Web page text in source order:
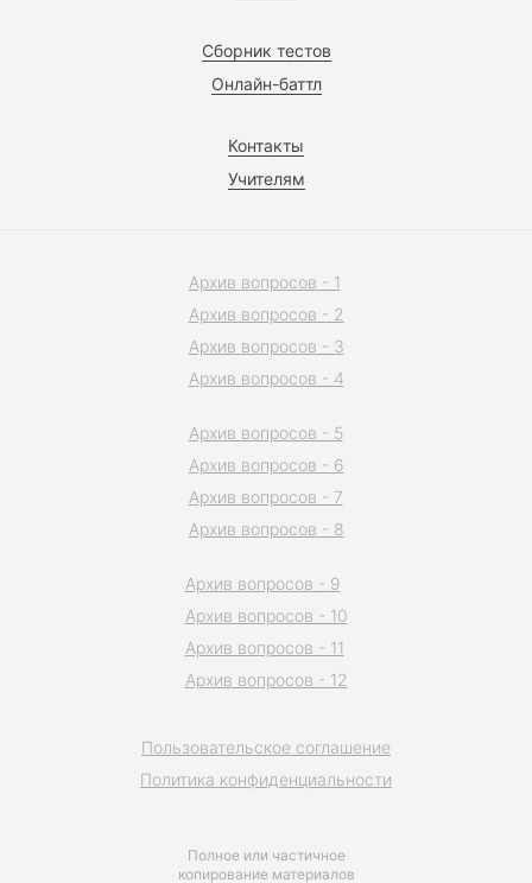
Сборник тестов
Онлайн-баттл
Контакты
Учителям
Полное или частичное
копирование материалов
Пользовательское соглашение
Политика конфиденциальности
Архив вопросов - 1
Архив вопросов - 2
Архив вопросов - 3
Архив вопросов - 4
Архив вопросов - 5
Архив вопросов - 6
Архив вопросов - 7
Архив вопросов - 8
Архив вопросов - 9
Архив вопросов - 10
Архив вопросов - 11
Архив вопросов - 12